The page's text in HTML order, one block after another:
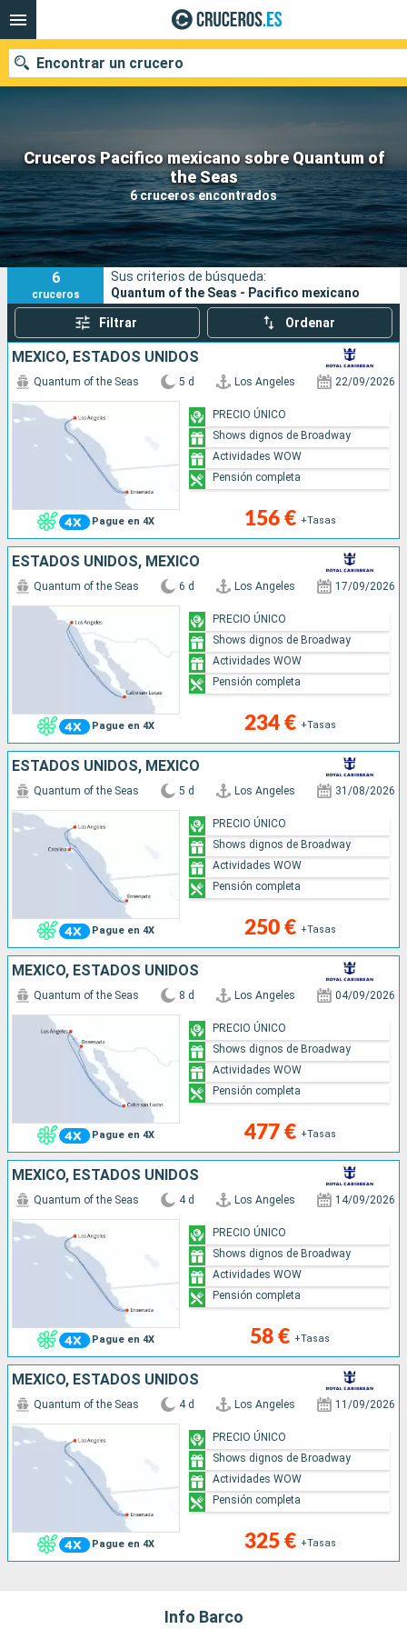
Cruceros Pacifico mexicano sobre Quantum of
the Seas
6 cruceros encontrados
Encontrar un crucero
Nuestros destinos
Fecha de salida
Puertos Compañías
Buscar
6
cruceros
Sus criterios de búsqueda:
Quantum of the Seas - Pacifico mexicano
Filtrar Ordenar
MÉXICO, ESTADOS UNIDOS
Pague en 4X
Quantum of the Seas 5 d Los Angeles 22/09/2026
156 € +Tasas
PRECIO ÚNICO
Shows dignos de Broadway
Actividades WOW
Pensión completa
ESTADOS UNIDOS, MÉXICO
Pague en 4X
Quantum of the Seas 6 d Los Angeles 17/09/2026
234 € +Tasas
PRECIO ÚNICO
Shows dignos de Broadway
Actividades WOW
Pensión completa
ESTADOS UNIDOS, MÉXICO
Pague en 4X
Quantum of the Seas 5 d Los Angeles 31/08/2026
250 € +Tasas
PRECIO ÚNICO
Shows dignos de Broadway
Actividades WOW
Pensión completa
MÉXICO, ESTADOS UNIDOS
Pague en 4X
Quantum of the Seas 8 d Los Angeles 04/09/2026
477 € +Tasas
PRECIO ÚNICO
Shows dignos de Broadway
Actividades WOW
Pensión completa
MÉXICO, ESTADOS UNIDOS
Pague en 4X
Quantum of the Seas 4 d Los Angeles 14/09/2026
58 € +Tasas
PRECIO ÚNICO
Shows dignos de Broadway
Actividades WOW
Pensión completa
MÉXICO, ESTADOS UNIDOS
Pague en 4X
Quantum of the Seas 4 d Los Angeles 11/09/2026
325 € +Tasas
PRECIO ÚNICO
Shows dignos de Broadway
Actividades WOW
Pensión completa
Info Barco